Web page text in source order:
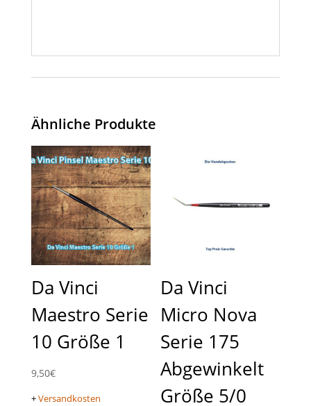
Ähnliche Produkte
Da Vinci
Maestro Serie
10 Größe 1
9,50€
+Versandkosten
Da Vinci
Micro Nova
Serie 175
Abgewinkelt
Größe 5/0